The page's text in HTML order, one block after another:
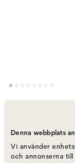
Denna webbplats
Vi använder
och annonserna
Välj utförande